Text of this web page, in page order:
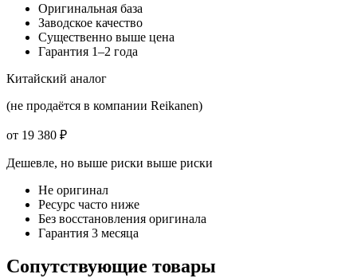
Оригинальная база
Заводское качество
Существенно выше цена
Гарантия 1–2 года
Китайский аналог
(не продаётся в компании Reikanen)
от 19 380 ₽
Дешевле, но выше риски выше риски
Не оригинал
Ресурс часто ниже
Без восстановления оригинала
Гарантия 3 месяца
Сопутствующие товары